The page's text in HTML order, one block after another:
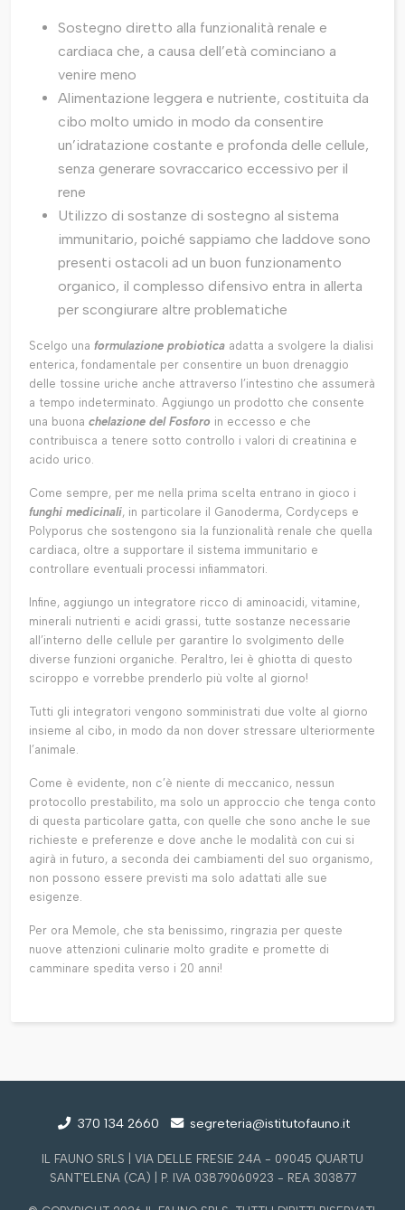
Sostegno diretto alla funzionalità renale e
cardiaca che, a causa dell’età cominciano a
venire meno
Alimentazione leggera e nutriente, costituita da
cibo molto umido in modo da consentire
un’idratazione costante e profonda delle cellule,
senza generare sovraccarico eccessivo per il
rene
Utilizzo di sostanze di sostegno al sistema
immunitario, poiché sappiamo che laddove sono
presenti ostacoli ad un buon funzionamento
organico, il complesso difensivo entra in allerta
per scongiurare altre problematiche
Scelgo una formulazione probiotica adatta a svolgere la dialisi
enterica, fondamentale per consentire un buon drenaggio
delle tossine uriche anche attraverso l’intestino che assumerà
a tempo indeterminato. Aggiungo un prodotto che consente
una buona chelazione del Fosforo in eccesso e che
contribuisca a tenere sotto controllo i valori di creatinina e
acido urico.
Come sempre, per me nella prima scelta entrano in gioco i
funghi medicinali, in particolare il Ganoderma, Cordyceps e
Polyporus che sostengono sia la funzionalità renale che quella
cardiaca, oltre a supportare il sistema immunitario e
controllare eventuali processi infiammatori.
Infine, aggiungo un integratore ricco di aminoacidi, vitamine,
minerali nutrienti e acidi grassi, tutte sostanze necessarie
all’interno delle cellule per garantire lo svolgimento delle
diverse funzioni organiche. Peraltro, lei è ghiotta di questo
sciroppo e vorrebbe prenderlo più volte al giorno!
Tutti gli integratori vengono somministrati due volte al giorno
insieme al cibo, in modo da non dover stressare ulteriormente
l’animale.
Come è evidente, non c’è niente di meccanico, nessun
protocollo prestabilito, ma solo un approccio che tenga conto
di questa particolare gatta, con quelle che sono anche le sue
richieste e preferenze e dove anche le modalità con cui si
agirà in futuro, a seconda dei cambiamenti del suo organismo,
non possono essere previsti ma solo adattati alle sue
esigenze.
Per ora Memole, che sta benissimo, ringrazia per queste
nuove attenzioni culinarie molto gradite e promette di
camminare spedita verso i 20 anni!
370 134 2660 segreteria@istitutofauno.it
IL FAUNO SRLS | VIA DELLE FRESIE 24A - 09045 QUARTU
SANT'ELENA (CA) | P. IVA 03879060923 - REA 303877